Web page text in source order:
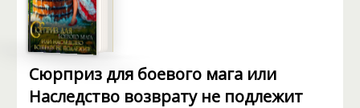
Сюрприз для боевого мага или
Наследство возврату не подлежит